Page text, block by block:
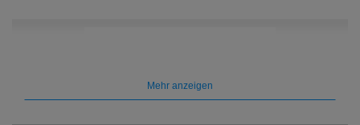
Mehr anzeigen